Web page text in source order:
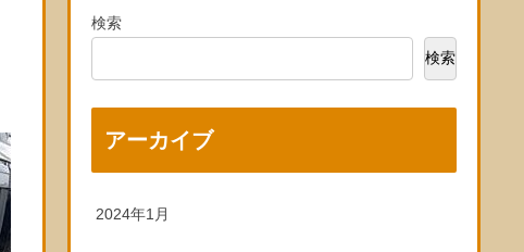
検索
検索
アーカイブ
2024年1月